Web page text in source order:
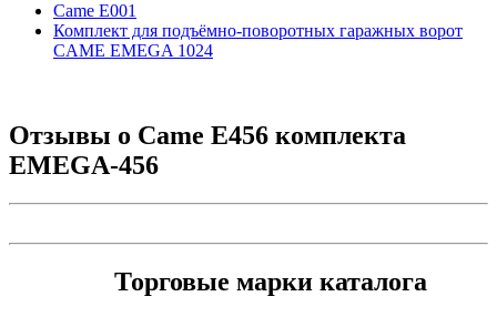
Came E001
Комплект для подъёмно-поворотных гаражных ворот
CAME EMEGA 1024
Отзывы о Came E456 комплекта
EMEGA-456
Торговые марки каталога